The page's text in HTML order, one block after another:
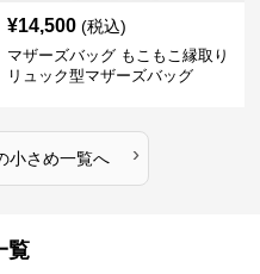
¥14,500 (税込)
マザーズバッグ もこもこ縁取り
リュック型マザーズバッグ
小さめ一覧へ ›
覧